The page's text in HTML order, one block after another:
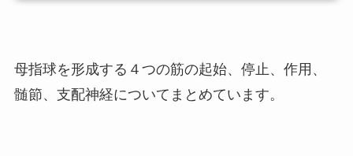
母指球を形成する４つの筋の起始、停止、作用、
髄節、支配神経についてまとめています。